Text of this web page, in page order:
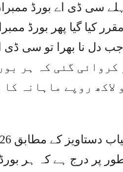
سی ڈی اے بورڈ
کیا گیا پھر بورڈ
کروائی گئی کہ ہر
لاکھ روپے ماہانہ
درج ہے کہ ہر بورڈ